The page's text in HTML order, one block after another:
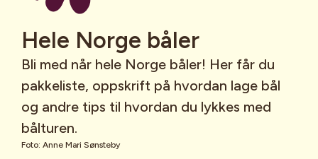
Hele Norge båler
Bli med når hele Norge båler! Her får du
pakkeliste, oppskrift på hvordan lage bål
og andre tips til hvordan du lykkes med
bålturen.
Foto: Anne Mari Sønsteby